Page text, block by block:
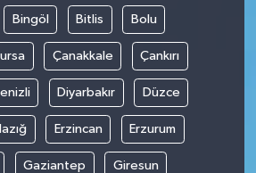
Bingöl Bitlis Bolu
Çanakkale Çankırı
Diyarbakır Düzce
Erzincan Erzurum
Gaziantep Giresun